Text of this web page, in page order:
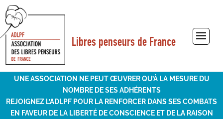
Libres penseurs de France
Sélectionner une page
UNE ASSOCIATION NE PEUT ŒUVRER QU’À LA MESURE DU
NOMBRE DE SES ADHÉRENTS
REJOIGNEZ L’ADLPF POUR LA RENFORCER DANS SES COMBATS
EN FAVEUR DE LA LIBERTÉ DE CONSCIENCE ET DE LA RAISON